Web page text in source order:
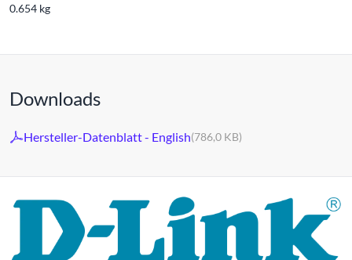
0.654 kg
Downloads
Hersteller-Datenblatt - English(786,0 KB)